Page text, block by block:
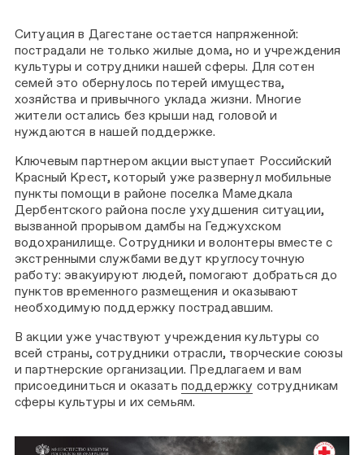
Ситуация в Дагестане остается напряженной:
пострадали не только жилые дома, но и учреждения
культуры и сотрудники нашей сферы. Для сотен
семей это обернулось потерей имущества,
хозяйства и привычного уклада жизни. Многие
жители остались без крыши над головой и
нуждаются в нашей поддержке.
Ключевым партнером акции выступает Российский
Красный Крест, который уже развернул мобильные
пункты помощи в районе поселка Мамедкала
Дербентского района после ухудшения ситуации,
вызванной прорывом дамбы на Геджухском
водохранилище. Сотрудники и волонтеры вместе с
экстренными службами ведут круглосуточную
работу: эвакуируют людей, помогают добраться до
пунктов временного размещения и оказывают
необходимую поддержку пострадавшим.
В акции уже участвуют учреждения культуры со
всей страны, сотрудники отрасли, творческие союзы
и партнерские организации. Предлагаем и вам
присоединиться и оказать поддержку сотрудникам
сферы культуры и их семьям.